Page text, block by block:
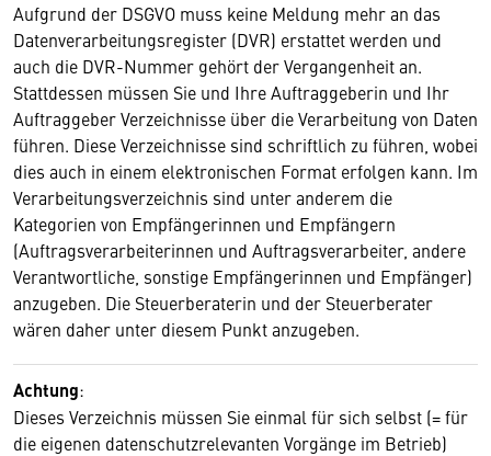
Aufgrund der DSGVO muss keine Meldung mehr an das
Datenverarbeitungsregister (DVR) erstattet werden und
auch die DVR-Nummer gehört der Vergangenheit an.
Stattdessen müssen Sie und Ihre Auftraggeberin und Ihr
Auftraggeber Verzeichnisse über die Verarbeitung von Daten
führen. Diese Verzeichnisse sind schriftlich zu führen, wobei
dies auch in einem elektronischen Format erfolgen kann. Im
Verarbeitungsverzeichnis sind unter anderem die
Kategorien von Empfängerinnen und Empfängern
(Auftragsverarbeiterinnen und Auftragsverarbeiter, andere
Verantwortliche, sonstige Empfängerinnen und Empfänger)
anzugeben. Die Steuerberaterin und der Steuerberater
wären daher unter diesem Punkt anzugeben.
Achtung:
Dieses Verzeichnis müssen Sie einmal für sich selbst (= für
die eigenen datenschutzrelevanten Vorgänge im Betrieb)